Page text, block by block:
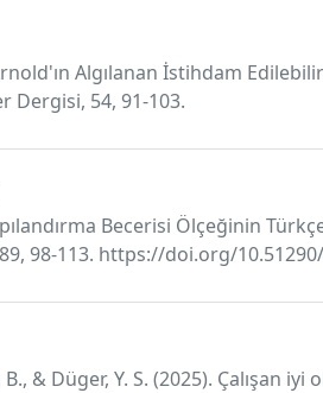
Algılanan İstihdam
Dergisi, 54, 91-103.
Becerisi Ölçeğinin
98-113. https://doi.org/
& Düger, Y. S. (2025). Çalışan